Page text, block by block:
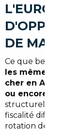
DE MAIN
Ce que
les mêmes
cher en
ou encore au
fiscalité
rotation des